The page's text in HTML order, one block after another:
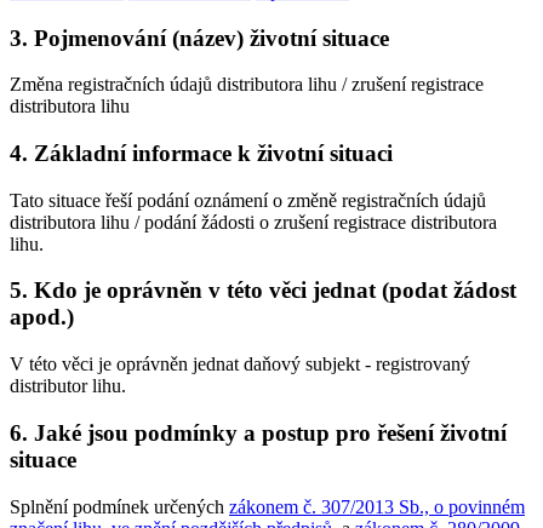
3. Pojmenování (název) životní situace
Změna registračních údajů distributora lihu / zrušení registrace
distributora lihu
4. Základní informace k životní situaci
Tato situace řeší podání oznámení o změně registračních údajů
distributora lihu / podání žádosti o zrušení registrace distributora
lihu.
5. Kdo je oprávněn v této věci jednat (podat žádost
apod.)
V této věci je oprávněn jednat daňový subjekt - registrovaný
distributor lihu.
6. Jaké jsou podmínky a postup pro řešení životní
situace
Splnění podmínek určených zákonem č. 307/2013 Sb., o povinném